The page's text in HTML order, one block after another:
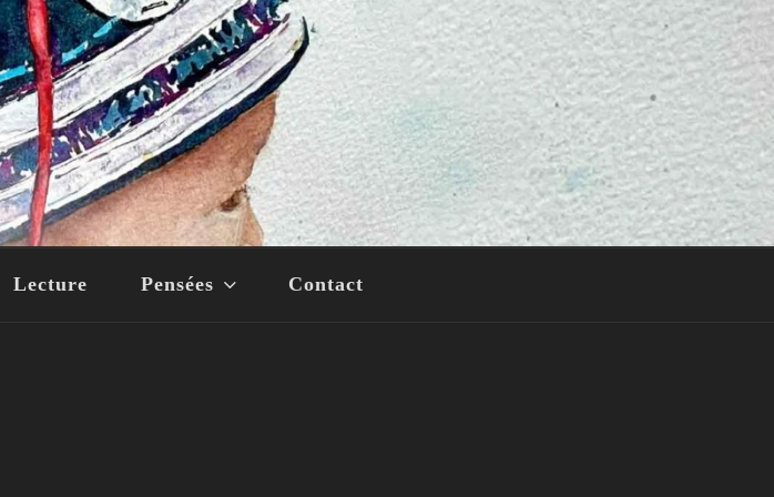
Lecture Pensées Contact